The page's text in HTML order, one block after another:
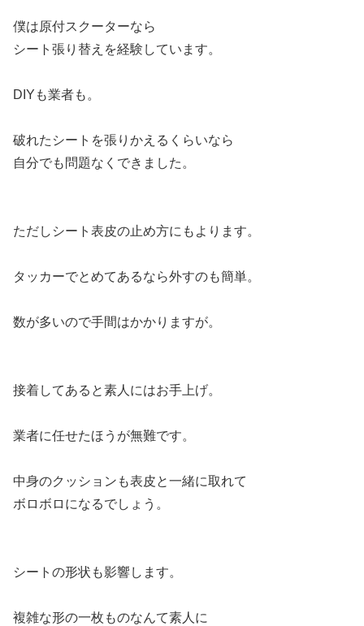
僕は原付スクーターなら
シート張り替えを経験しています。
DIYも業者も。
破れたシートを張りかえるくらいなら
自分でも問題なくできました。
ただしシート表皮の止め方にもよります。
タッカーでとめてあるなら外すのも簡単。
数が多いので手間はかかりますが。
接着してあると素人にはお手上げ。
業者に任せたほうが無難です。
中身のクッションも表皮と一緒に取れて
ボロボロになるでしょう。
シートの形状も影響します。
複雑な形の一枚ものなんて素人に